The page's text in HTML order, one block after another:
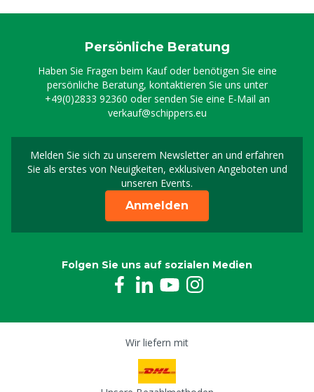
Persönliche Beratung
Haben Sie Fragen beim Kauf oder benötigen Sie eine
persönliche Beratung, kontaktieren Sie uns unter
+49(0)2833 92360 oder senden Sie eine E-Mail an
verkauf@schippers.eu
Melden Sie sich zu unserem Newsletter an und erfahren
Sie als erstes von Neuigkeiten, exklusiven Angeboten und
unseren Events.
Melden Sie sich für
Anmelden
Folgen Sie uns auf sozialen Medien
Wir liefern mit